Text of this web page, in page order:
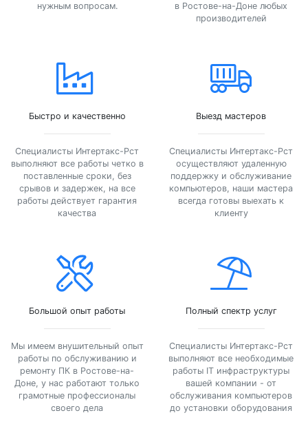
нужным вопросам.
в Ростове-на-Доне любых
производителей
Быстро и качественно
Специалисты Интертакс-Рст
выполняют все работы четко в
поставленные сроки, без
срывов и задержек, на все
работы действует гарантия
качества
Выезд мастеров
Специалисты Интертакс-Рст
осуществляют удаленную
поддержку и обслуживание
компьютеров, наши мастера
всегда готовы выехать к
клиенту
Большой опыт работы
Мы имеем внушительный опыт
работы по обслуживанию и
ремонту ПК в Ростове-на-
Доне, у нас работают только
грамотные профессионалы
своего дела
Полный спектр услуг
Специалисты Интертакс-Рст
выполняют все необходимые
работы IT инфраструктуры
вашей компании - от
обслуживания компьютеров
до установки оборудования